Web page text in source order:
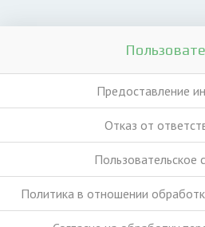
Предоставление
Отказ от
Пользовательское
Политика в отношении